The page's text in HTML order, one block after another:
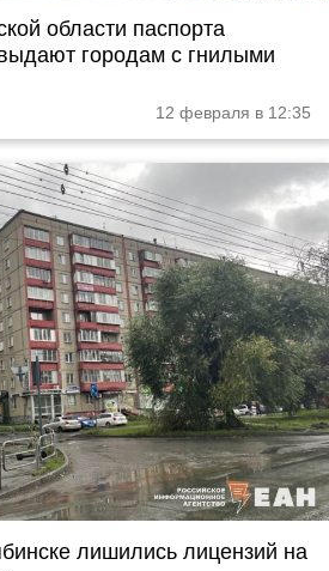
области паспорта
городам с гнилыми
12 февраля в 12:35
лишились лицензий на